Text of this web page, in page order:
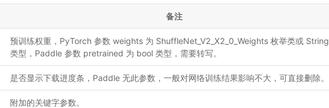
备注
预训练权重，PyTorch 参数 weights 为 ShuffleNet_V2_X2_0_Weights 枚举类或 String
类型，Paddle 参数 pretrained 为 bool 类型，需要转写。
是否显示下载进度条，Paddle 无此参数，一般对网络训练结果影响不大，可直接删除。
附加的关键字参数。